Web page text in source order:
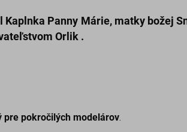
Kaplnka Panny Márie, matky božej
Orlik .
pre pokročilých modelárov.